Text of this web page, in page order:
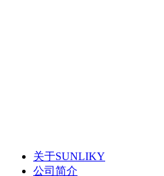
关于SUNLIKY
公司简介